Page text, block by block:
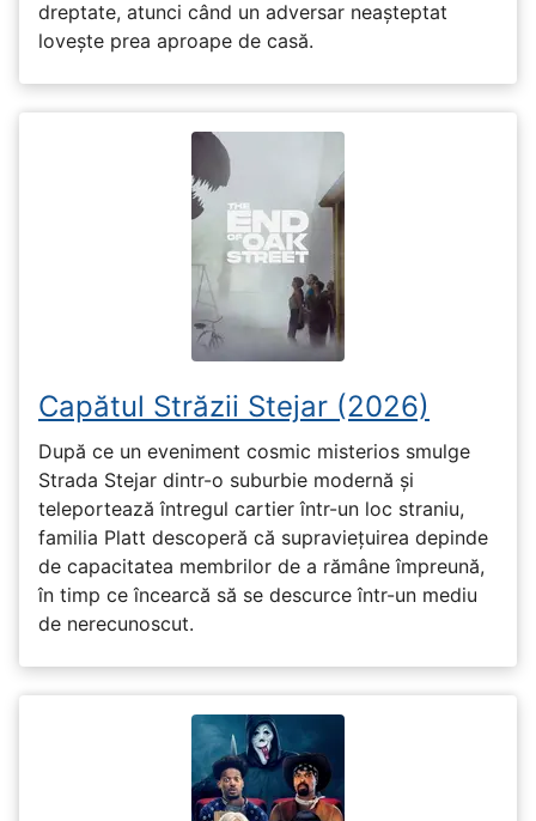
dreptate, atunci când un adversar neașteptat
lovește prea aproape de casă.
Capătul Străzii Stejar (2026)
După ce un eveniment cosmic misterios smulge
Strada Stejar dintr-o suburbie modernă și
teleportează întregul cartier într-un loc straniu,
familia Platt descoperă că supraviețuirea depinde
de capacitatea membrilor de a rămâne împreună,
în timp ce încearcă să se descurce într-un mediu
de nerecunoscut.